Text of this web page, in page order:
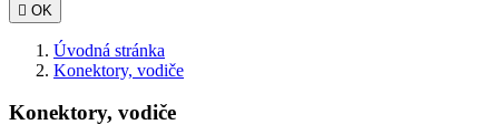
 OK
Úvodná stránka
Konektory, vodiče
Konektory, vodiče